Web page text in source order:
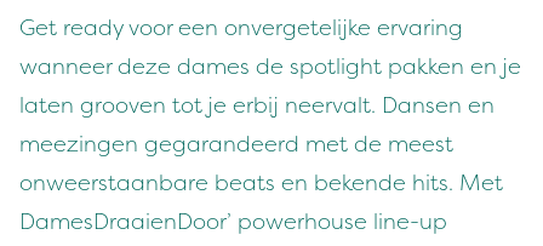
Get ready voor een onvergetelijke ervaring
wanneer deze dames de spotlight pakken en je
laten grooven tot je erbij neervalt. Dansen en
meezingen gegarandeerd met de meest
onweerstaanbare beats en bekende hits. Met
DamesDraaienDoor’ powerhouse line-up